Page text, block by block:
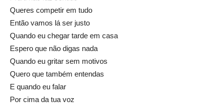
Queres competir em tudo
Então vamos lá ser justo
Quando eu chegar tarde em casa
Espero que não digas nada
Quando eu gritar sem motivos
Quero que também entendas
E quando eu falar
Por cima da tua voz